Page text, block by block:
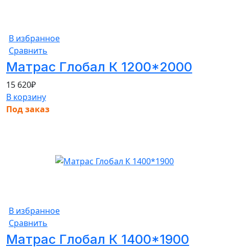
В избранное
Сравнить
Матрас Глобал К 1200*2000
15 620₽
В корзину
Под заказ
В избранное
Сравнить
Матрас Глобал К 1400*1900